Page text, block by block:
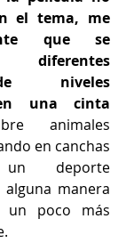
el tema, me
que se
niveles
en una cinta
animales
en canchas
deporte
manera
poco más